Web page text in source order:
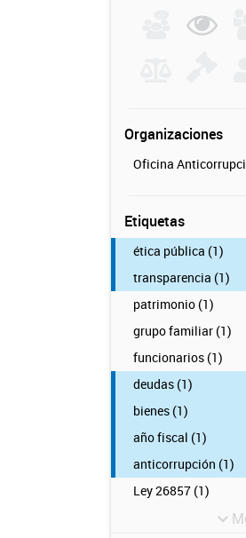
Organizaciones
Oficina
Etiquetas
ética pública (1)
transparencia (1)
patrimonio (1)
grupo familiar (1)
funcionarios (1)
deudas (1)
bienes (1)
año fiscal (1)
anticorrupción (1)
Ley 26857 (1)